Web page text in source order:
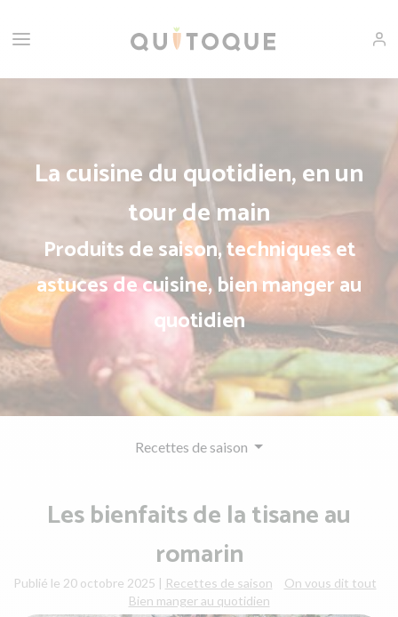
La cuisine du quotidien, en un
tour de main
Produits de saison, techniques et
astuces de cuisine, bien manger au
quotidien
Recettes de saison
Les bienfaits de la tisane au
romarin
Publié le 20 octobre 2025 | Recettes de saison
On vous dit tout
Bien manger au quotidien